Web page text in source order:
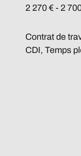
2 270 € - 2
Contrat de
CDI, Temps